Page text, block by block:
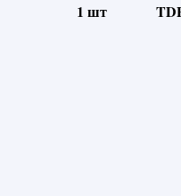
1 шт